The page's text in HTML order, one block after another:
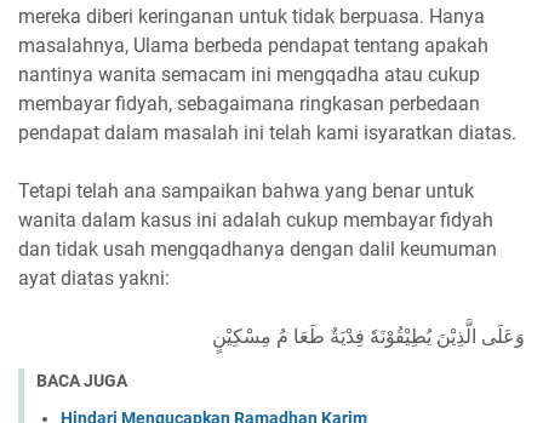
mereka diberi keringanan untuk tidak berpuasa. Hanya
masalahnya, Ulama berbeda pendapat tentang apakah
nantinya wanita semacam ini mengqadha atau cukup
membayar fidyah, sebagaimana ringkasan perbedaan
pendapat dalam masalah ini telah kami isyaratkan diatas.
Tetapi telah ana sampaikan bahwa yang benar untuk
wanita dalam kasus ini adalah cukup membayar fidyah
dan tidak usah mengqadhanya dengan dalil keumuman
ayat diatas yakni:
وَعَلَى الَّذِيْنَ يُطِيْقُوْنَهٗ فِدْيَةٌ طَعَا مُ مِسْكِيْنٍ
BACA JUGA
Hindari Mengucapkan Ramadhan Karim